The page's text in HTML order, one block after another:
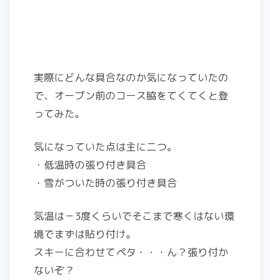
実際にどんな具合なのか気になっていたの
で、オープン前のコース脇をてくてくと登
ってみた。
気になっていた点は主に二つ。
・低温時の張り付き具合
・雪がついた時の張り付き具合
気温は－3度くらいでそこまで寒くはない環
境でまずは貼り付け。
スキーに合わせてペタ・・・ん？張り付か
ないぞ？